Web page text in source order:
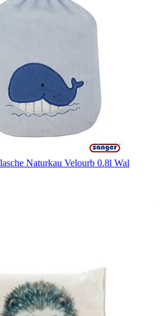
Naturkau Velourb 0.8l Wal